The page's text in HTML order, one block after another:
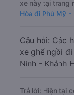
xe này tại trang
Hòa đi Phù Mỹ -
Câu hỏi: Các
xe ghế ngồi
Ninh - Khánh
Trả lời: Hiện tại